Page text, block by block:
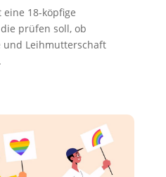
18-köpfige
prüfen soll, ob
und Leihmutterschaft